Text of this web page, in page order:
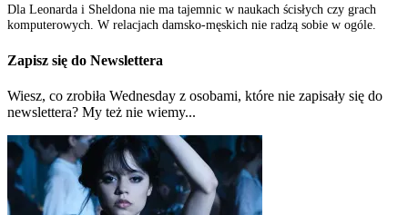
Dla Leonarda i Sheldona nie ma tajemnic w naukach ścisłych czy grach
komputerowych. W relacjach damsko-męskich nie radzą sobie w ogóle.
Zapisz się do Newslettera
Wiesz, co zrobiła Wednesday z osobami, które nie zapisały się do
newslettera? My też nie wiemy...